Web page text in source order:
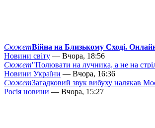
СюжетВійна на Близькому Сході.
Новини світу — Вчора, 18:56
Сюжет"Полювати на лучника, а не на
Новини України — Вчора, 16:36
СюжетЗагадковий звук вибуху налякав
Росія новини — Вчора, 15:27